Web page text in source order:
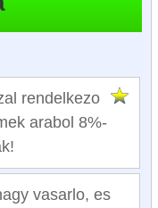
rendelkezo
arabol 8%-
vasarlo, es